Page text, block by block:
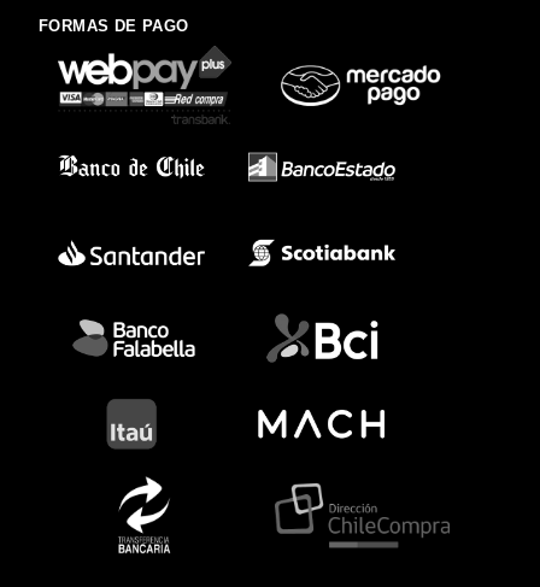
FORMAS DE PAGO